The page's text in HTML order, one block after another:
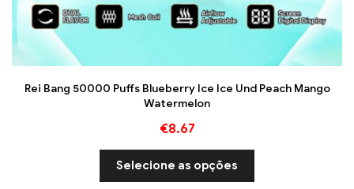
Rei Bang 50000 Puffs Blueberry Ice Ice Und Peach Mango
Watermelon
€8.67
Selecione as opções